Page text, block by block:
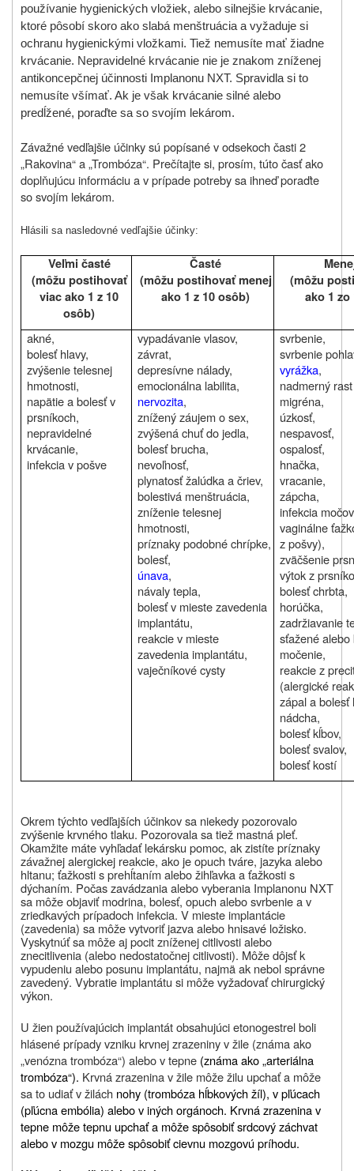
používanie hygienických vložiek, alebo silnejšie krvácanie,
ktoré pôsobí skoro ako slabá menštruácia a vyžaduje si
ochranu hygienickými vložkami. Tiež nemusíte mať žiadne
krvácanie. Nepravidelné krvácanie nie je znakom zníženej
antikoncepčnej účinnosti Implanonu NXT. Spravidla si to
nemusíte všímať. Ak je však krvácanie silné alebo
predĺžené, poraďte sa so svojím lekárom.
Závažné vedľajšie účinky sú popísané v odsekoch časti 2
„Rakovina“ a „Trombóza“. Prečítajte si, prosím, túto časť ako
doplňujúcu informáciu a v prípade potreby sa ihneď poraďte
so svojím lekárom.
Hlásili sa nasledovné vedľajšie účinky:
Veľmi časté
(môžu postihovať
viac ako 1 z 10
osôb)
Časté
(môžu postihovať menej
ako 1 z 10 osôb)
(môžu
ako 1 zo
akné,
bolesť hlavy,
zvýšenie telesnej
hmotnosti,
napätie a bolesť v
prsníkoch,
nepravidelné
krvácanie,
infekcia v pošve
vypadávanie vlasov,
závrat,
depresívne nálady,
emocionálna labilita,
nervozita,
znížený záujem o sex,
zvýšená chuť do jedla,
bolesť brucha,
nevoľnosť,
plynatosť žalúdka a čriev,
bolestivá menštruácia,
zníženie telesnej
hmotnosti,
príznaky podobné chrípke,
bolesť,
únava,
návaly tepla,
bolesť v mieste zavedenia
implantátu,
reakcie v mieste
zavedenia implantátu,
vaječníkové cysty
svrbenie,
svrbenie
vyrážka,
nadmerný
migréna,
úzkosť,
nespavosť,
ospalosť,
hnačka,
vracanie,
zápcha,
infekcia
vaginálne
z pošvy),
zväčšenie
výtok z
bolesť chrbta,
horúčka,
zadržiavanie
sťažené alebo
močenie,
reakcie z
(alergické
zápal a bolesť
nádcha,
bolesť kĺbov,
bolesť svalov,
bolesť kostí
Okrem týchto vedľajších účinkov sa niekedy pozorovalo
zvýšenie krvného tlaku. Pozorovala sa tiež mastná pleť.
Okamžite máte vyhľadať lekársku pomoc, ak zistíte príznaky
závažnej alergickej reakcie, ako je opuch tváre, jazyka alebo
hltanu; ťažkosti s prehĺtaním alebo žihľavka aťažkosti s
dýchaním. Počas zavádzania alebo vyberania Implanonu NXT
sa môže objaviť modrina, bolesť, opuch alebo svrbenie a v
zriedkavých prípadoch infekcia. V mieste implantácie
(zavedenia) sa môže vytvoriť jazva alebo hnisavé ložisko.
Vyskytnúť sa môže aj pocit zníženej citlivosti alebo
znecitlivenia (alebo nedostatočnej citlivosti). Môže dôjsť k
vypudeniu alebo posunu implantátu, najmä ak nebol správne
zavedený. Vybratie implantátu si môže vyžadovať chirurgický
výkon.
U žien používajúcich implantát obsahujúci etonogestrel boli
hlásené prípady vzniku krvnej zrazeniny v žile (známa ako
„venózna trombóza“) alebo v tepne (známa ako „arteriálna
trombóza“). Krvná zrazenina v žile môže žilu upchať a môže
sa to udiať v žilách nohy (trombóza hĺbkových žíl), v pľúcach
(pľúcna embólia) alebo v iných orgánoch. Krvná zrazenina v
tepne môže tepnu upchať a môže spôsobiť srdcový záchvat
alebo v mozgu môže spôsobiť cievnu mozgovú príhodu.